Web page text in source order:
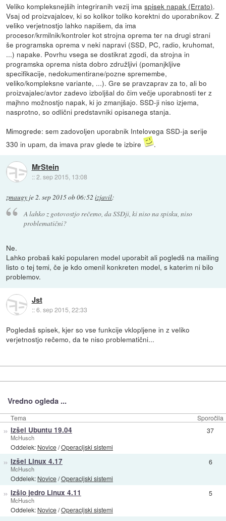
Veliko kompleksnejših integriranih vezij imaspisek napak (Errato).
Vsaj od proizvajalcev, ki so kolikor toliko korektni do uporabnikov. Z
veliko verjetnostjo lahko napišem, da ima
procesor/krmilnik/kontroler kot strojna oprema ter na drugi strani
še programska oprema v neki napravi (SSD, PC, radio, kruhomat,
...) napake. Povrhu vsega se dostikrat zgodi, da strojna in
programska oprema nista dobro združljivi (pomanjkljive
specifikacije, nedokumentirane/pozne spremembe,
veliko/kompleksne variante, ...). Gre se pravzaprav za to, ali bo
proizvajalec/avtor zadevo izboljšal do čim večje uporabnosti ter z
majhno možnostjo napak, ki jo zmanjšajo. SSD-ji niso izjema,
nasprotno, so odlični predstavniki opisanega stanja.
Mimogrede: sem zadovoljen uporabnik Intelovega SSD-ja serije
330 in upam, da imava prav glede te izbire
.
MrStein
::2. sep 2015, 13:08
zmaugy je2. sep 2015 ob 06:52 izjavil:
A lahko z gotovostjo rečemo, da SSDji, ki niso na spisku, niso
problematični?
Ne.
Lahko probaš kaki popularen model uporabit ali pogledš na mailing
listo o tej temi, če je kdo omenil konkreten model, s katerim ni bilo
problemov.
Jst
::6. sep 2015, 22:33
Pogledaš spisek, kjer so vse funkcije vklopljene in z veliko
verjetnostjo rečemo, da te niso problematični...
Vredno ogleda ...
Tema Sporočila
» Izšel Ubuntu 19.04
McHusch
Oddelek: Novice/Operacijski sistemi
37
» Izšel Linux 4.17
McHusch
Oddelek: Novice/Operacijski sistemi
6
» Izšlo jedro Linux 4.11
McHusch
Oddelek: Novice/Operacijski sistemi
5